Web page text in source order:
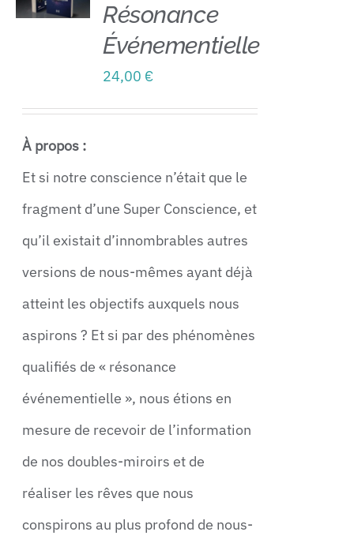
AJOUTER
Résonance
Événementielle
24,00 €
À propos :
Et si notre conscience n’était que le
fragment d’une Super Conscience, et
qu’il existait d’innombrables autres
versions de nous-mêmes ayant déjà
atteint les objectifs auxquels nous
aspirons ? Et si par des phénomènes
qualifiés de « résonance
événementielle », nous étions en
mesure de recevoir de l’information
de nos doubles-miroirs et de
réaliser les rêves que nous
conspirons au plus profond de nous-